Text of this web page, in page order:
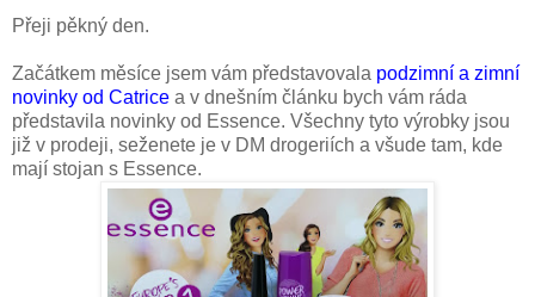
Přeji pěkný den.
Začátkem měsíce jsem vám představovala podzimní a zimní
novinky od Catrice a v dnešním článku bych vám ráda
představila novinky od Essence. Všechny tyto výrobky jsou
již v prodeji, seženete je v DM drogeriích a všude tam, kde
mají stojan s Essence.